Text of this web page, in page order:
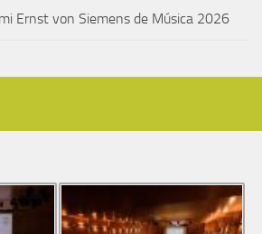
Ernst von Siemens de Música 2026